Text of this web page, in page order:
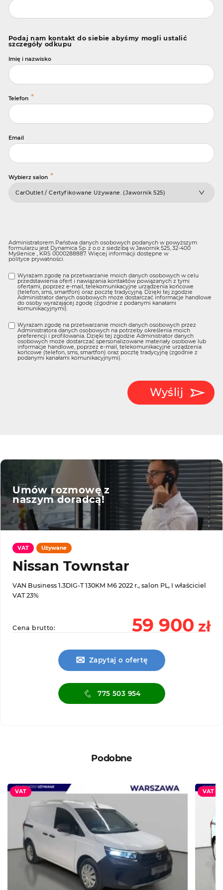
Podaj nam kontakt do siebie abyśmy mogli ustalić
szczegóły odkupu
Imię i nazwisko
Telefon *
Email
Wybierz salon *
Administratorem Państwa danych osobowych podanych w powyższym
formularzu jest Dynamica Sp. z o.o z siedzibą w Jawornik 525, 32-400
Myślenice , KRS 0000288887. Więcej informacji dostępne w
polityce prywatności.
Wyrażam zgodę na przetwarzanie moich danych osobowych w celu
przedstawienia ofert i nawiązania kontaktów powiązanych z tymi
ofertami, poprzez e-mail, telekomunikacyjne urządzenia końcowe
(telefon, sms, smartfon) oraz pocztę tradycyjną. Dzięki tej zgodzie
Administrator danych osobowych może dostarczać informacje handlowe
do osoby wyrażającej zgodę (zgodnie z podanymi kanałami
komunikacyjnymi).
Wyrażam zgodę na przetwarzanie moich danych osobowych przez
Administratora danych osobowych na potrzeby określenia moich
preferencji i profilowania. Dzięki tej zgodzie Administrator danych
osobowych może dostarczać spersonalizowane materiały osobowe lub
informacje handlowe, poprzez e-mail, telekomunikacyjne urządzenia
końcowe (telefon, sms, smartfon) oraz pocztę tradycyjną (zgodnie z
podanymi kanałami komunikacyjnymi).
Wyślij
Umów rozmowę z
naszym doradcą!
VAT Używane
Nissan Townstar
VAN Business 1.3DIG-T 130KM M6 2022 r., salon PL, I właściciel
VAT 23%
Cena brutto: 59 900 zł
✉ Zapytaj o ofertę
775 503 954
Podobne
VAT VAT